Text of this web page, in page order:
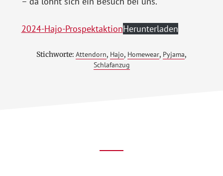
2024-Hajo-ProspektaktionHerunterladen
Stichworte: Attendorn, Hajo, Homewear, Pyjama,
Schlafanzug